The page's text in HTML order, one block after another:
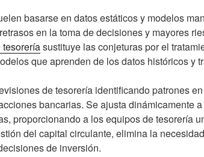
basarse en datos estáticos y modelos
en la toma de decisiones y mayores
sustituye las conjeturas por el
que aprenden de los datos históricos y
de tesorería identificando patrones
bancarias. Se ajusta dinámicamente
proporcionando a los equipos de tesorería
del capital circulante, elimina la
de inversión.